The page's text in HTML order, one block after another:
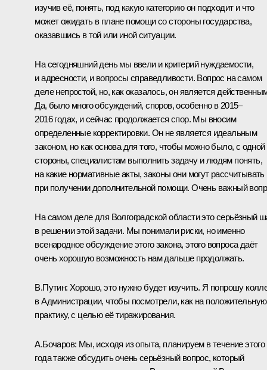
изучив её, понять, под какую категорию он подходит и что
может ожидать в плане помощи со стороны государства,
оказавшись в той или иной ситуации.
На сегодняшний день мы ввели и критерий нуждаемости,
и адресности, и вопросы справедливости. Вопрос на самом
деле непростой, но, как оказалось, он является
Да, было много обсуждений, споров, особенно в 2015–
2016 годах, и сейчас продолжается спор. Мы вносим
определенные корректировки. Он не является идеальным
законом, но как основа для того, чтобы можно было, с одной
стороны, специалистам выполнить задачу и людям понять,
на какие нормативные акты, законы они могут рассчитывать
при получении дополнительной помощи. Очень важный
На самом деле для Волгоградской области это серьёзный
в решении этой задачи. Мы понимали риски, но именно
всенародное обсуждение этого закона, этого вопроса даёт
очень хорошую возможность нам дальше продолжать.
В.Путин: Хорошо, это нужно будет изучить. Я попрошу
в Администрации, чтобы посмотрели, как на положительную
практику, с целью её тиражирования.
А.Бочаров: Мы, исходя из опыта, планируем в течение этого
года также обсудить очень серьёзный вопрос, который